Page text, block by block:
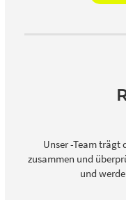
Unser -Team trägt
zusammen und
und